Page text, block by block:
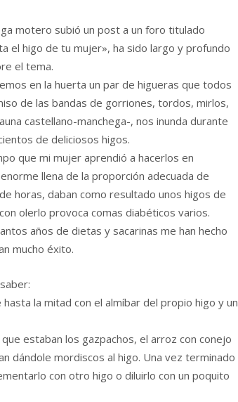
motero subió un post a un foro titulado
el higo de tu mujer», ha sido largo y profundo
el tema.
en la huerta un par de higueras que todos
de las bandas de gorriones, tordos, mirlos,
castellano-manchega-, nos inunda durante
de deliciosos higos.
que mi mujer aprendió a hacerlos en
llena de la proporción adecuada de
horas, daban como resultado unos higos de
olerlo provoca comas diabéticos varios.
años de dietas y sacarinas me han hecho
mucho éxito.
la mitad con el almíbar del propio higo y un
estaban los gazpachos, el arroz con conejo
dándole mordiscos al higo. Una vez terminado
con otro higo o diluirlo con un poquito